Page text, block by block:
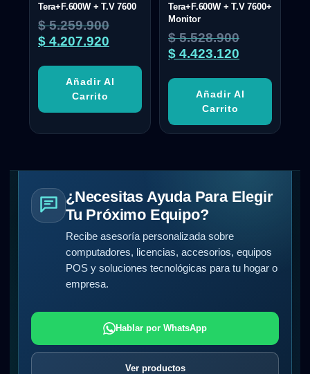
Tera+F.600W + T.V 7600
$5.259.900
$ 4.207.920
Añadir Al
Carrito
Tera+F.600W + T.V 7600+
Monitor
$5.528.900
$ 4.423.120
Añadir Al
Carrito
¿Necesitas Ayuda Para Elegir
Tu Próximo Equipo?
Recibe asesoría personalizada sobre
computadores, licencias, accesorios, equipos
POS y soluciones tecnológicas para tu hogar o
empresa.
Hablar por WhatsApp
Ver productos